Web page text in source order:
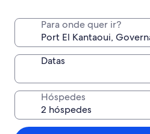
Kantaoui
Fique uma semana, um mês
confortável só para si
Para onde quer ir?
Datas
Hóspedes